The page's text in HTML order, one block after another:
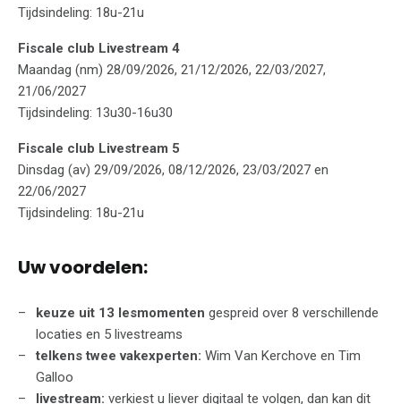
Tijdsindeling: 18u-21u
Fiscale club Livestream 4
Maandag (nm) 28/09/2026, 21/12/2026, 22/03/2027,
21/06/2027
Tijdsindeling: 13u30-16u30
Fiscale club Livestream 5
Dinsdag (av) 29/09/2026, 08/12/2026, 23/03/2027 en
22/06/2027
Tijdsindeling: 18u-21u
Uw voordelen:
keuze uit 13 lesmomenten gespreid over 8 verschillende
locaties en 5 livestreams
telkens twee vakexperten: Wim Van Kerchove en Tim
Galloo
livestream: verkiest u liever digitaal te volgen, dan kan dit